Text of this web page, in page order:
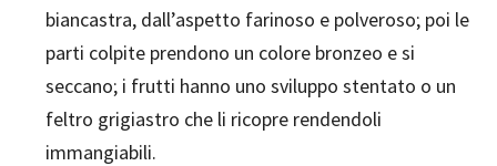
biancastra, dall’aspetto farinoso e polveroso; poi le
parti colpite prendono un colore bronzeo e si
seccano; i frutti hanno uno sviluppo stentato o un
feltro grigiastro che li ricopre rendendoli
immangiabili.